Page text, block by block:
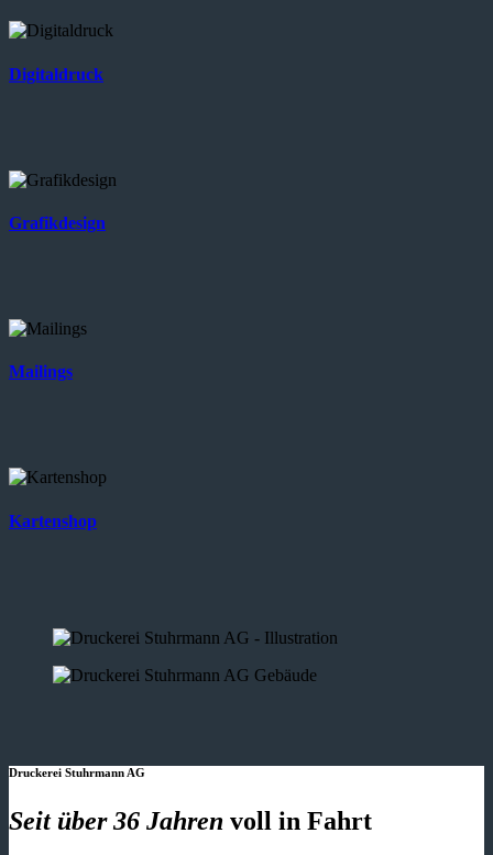
Digitaldruck
Grafikdesign
Mailings
Kartenshop
Druckerei Stuhrmann AG
Seit über 36 Jahren voll in Fahrt